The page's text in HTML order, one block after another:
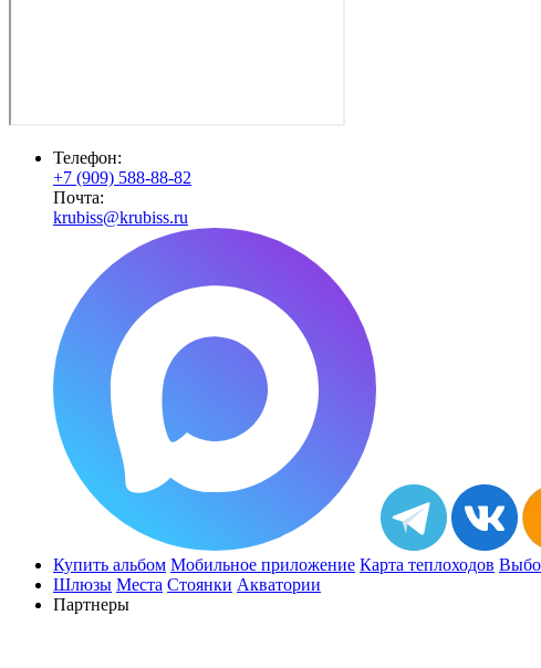
Телефон:
+7 (909) 588-88-82
Почта:
krubiss@krubiss.ru
Купить альбом Мобильное приложение Карта теплоходов
Шлюзы Места Стоянки Акватории
Партнеры